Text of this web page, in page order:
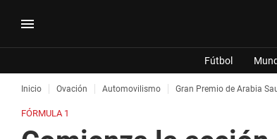
Fútbol
Inicio Ovación Automovilismo Gran Premio de Arabia
FÓRMULA 1